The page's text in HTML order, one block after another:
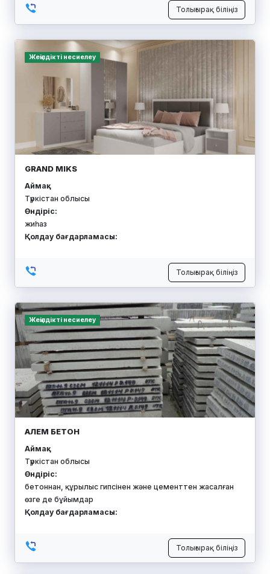
Толығырақ біліңіз
Жеңілдікті несиелеу
GRAND MIKS
Аймақ:
Түркістан облысы
Өндіріс:
жиһаз
Қолдау бағдарламасы:
Толығырақ біліңіз
Жеңілдікті несиелеу
АЛЕМ БЕТОН
Аймақ:
Түркістан облысы
Өндіріс:
бетоннан, құрылыс гипсінен және цементтен жасалған
өзге де бұйымдар
Қолдау бағдарламасы:
Толығырақ біліңіз